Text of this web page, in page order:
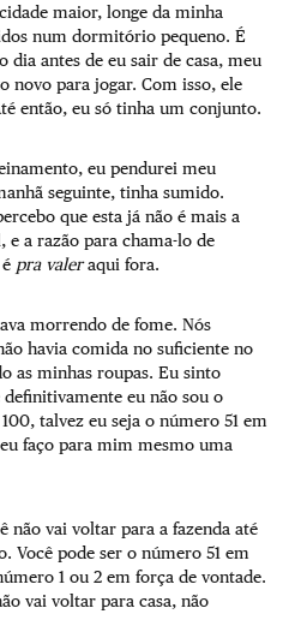
maior, longe da minha
num dormitório pequeno. É
dia antes de eu sair de casa, meu
novo para jogar. Com isso, ele
então, eu só tinha um conjunto.
eu pendurei meu
seguinte, tinha sumido.
que esta já não é mais a
e a razão para chama-lo de
pra valeraqui fora.
morrendo de fome. Nós
havia comida no suficiente no
as minhas roupas. Eu sinto
eu não sou o
talvez eu seja o número 51 em
faço para mim mesmo uma
não vai voltar para a fazenda até
Você pode ser o número 51 em
1 ou 2 em força de vontade.
vai voltar para casa, não